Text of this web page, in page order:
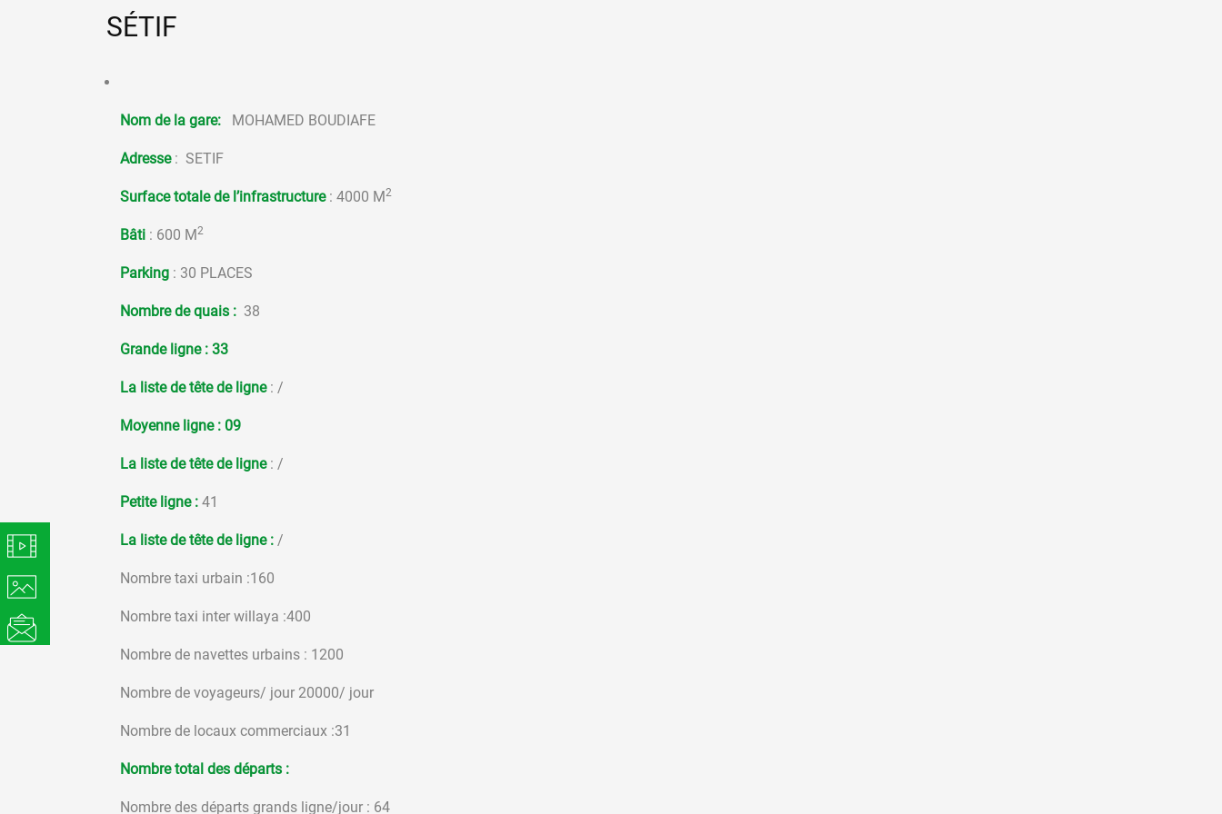
SÉTIF
Nom de la gare: MOHAMED BOUDIAFE
Adresse : SETIF
Surface totale de l’infrastructure: 4000 M2
Bâti : 600 M2
Parking : 30 PLACES
Nombre de quais : 38
Grande ligne : 33
La liste de tête de ligne : /
Moyenne ligne : 09
La liste de tête de ligne : /
Petite ligne : 41
La liste de tête de ligne : /
Nombre taxi urbain :160
Nombre taxi inter willaya :400
Nombre de navettes urbains : 1200
Nombre de voyageurs/ jour 20000/ jour
Nombre de locaux commerciaux :31
Nombre total des départs :
Nombre des départs grands ligne/jour : 64